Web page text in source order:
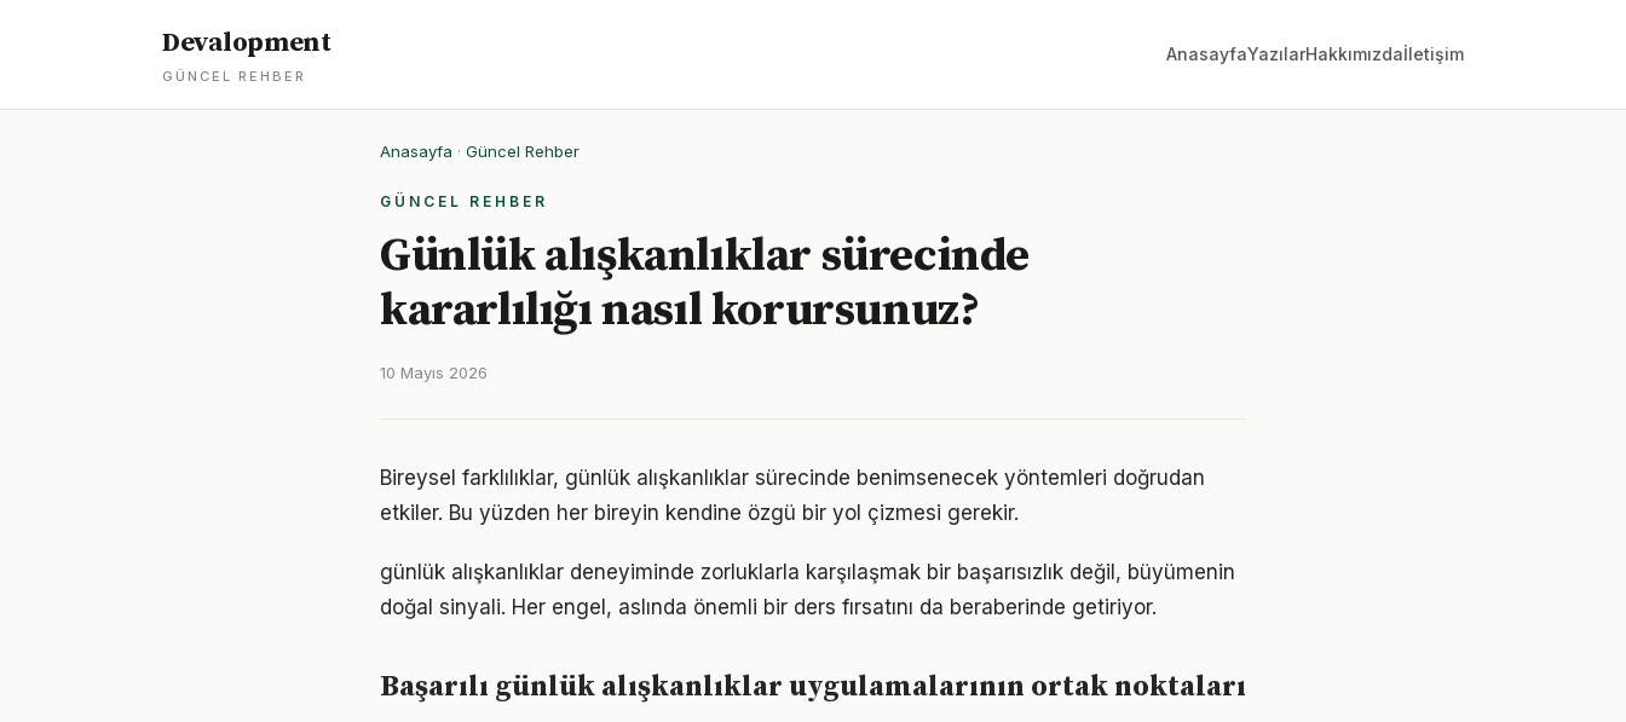
Devalopment
GÜNCEL REHBER
AnasayfaYazılarHakkımızdaİletişim
Anasayfa · Güncel Rehber
GÜNCEL REHBER
Günlük alışkanlıklar sürecinde
kararlılığı nasıl korursunuz?
10 Mayıs 2026
Bireysel farklılıklar, günlük alışkanlıklar sürecinde benimsenecek yöntemleri doğrudan
etkiler. Bu yüzden her bireyin kendine özgü bir yol çizmesi gerekir.
günlük alışkanlıklar deneyiminde zorluklarla karşılaşmak bir başarısızlık değil, büyümenin
doğal sinyali. Her engel, aslında önemli bir ders fırsatını da beraberinde getiriyor.
Başarılı günlük alışkanlıklar uygulamalarının ortak noktaları